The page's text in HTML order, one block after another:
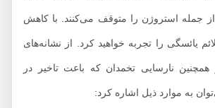
استروژن را متوقف می‌کنند. با کاهش
را تجربه خواهید کرد. از نشانه‌های
نارسایی تخمدان که باعت تاخیر در
موارد ذیل اشاره کرد: